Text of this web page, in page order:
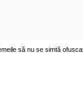
să nu se simtă